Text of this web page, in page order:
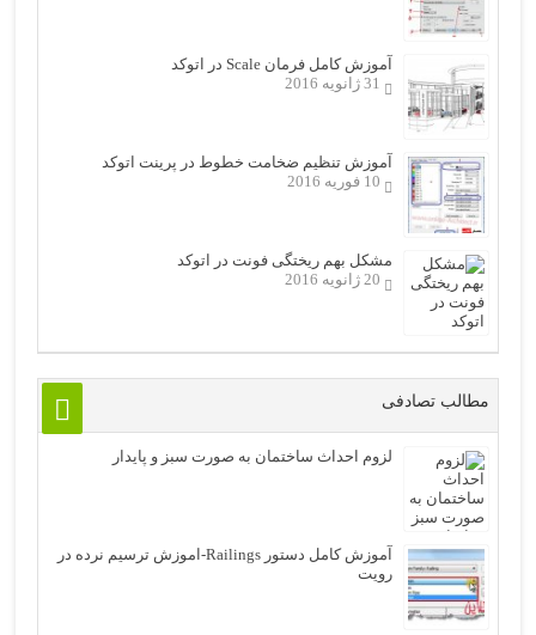
آموزش کامل فرمان Scale در اتوکد
31 ژانویه 2016
آموزش تنظیم ضخامت خطوط در پرینت اتوکد
10 فوریه 2016
مشکل بهم ریختگی فونت در اتوکد
20 ژانویه 2016
مطالب تصادفی
لزوم احداث ساختمان به صورت سبز و پایدار
آموزش کامل دستور Railings-اموزش ترسیم نرده در
رویت